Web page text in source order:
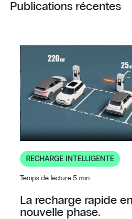
Publications récentes
RECHARGE INTELLIGENTE
Temps de lecture 5 min
La recharge rapide
nouvelle phase.